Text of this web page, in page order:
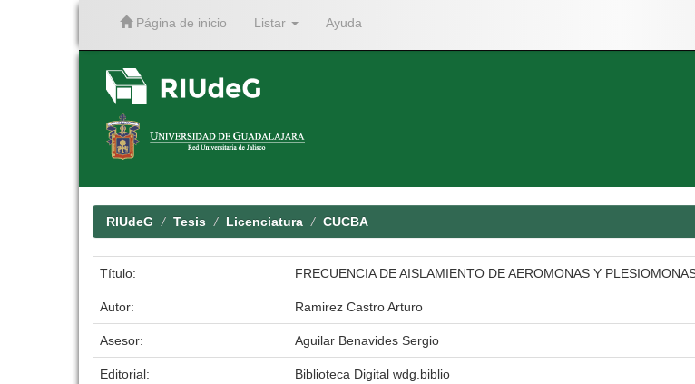
Página de inicio Listar Ayuda
RIUdeG Tesis Licenciatura CUCBA
Título: FRECUENCIA DE AISLAMIENTO DE AEROMONAS Y
Autor: Ramirez Castro Arturo
Asesor: Aguilar Benavides Sergio
Editorial:
Biblioteca Digital wdg.biblio